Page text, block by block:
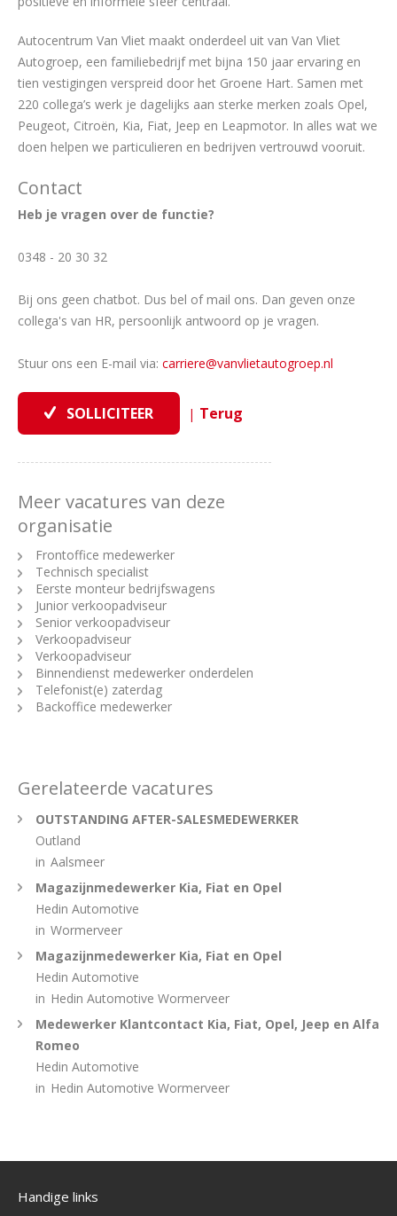
Autocentrum Van Vliet maakt onderdeel uit van Van Vliet
Autogroep, een familiebedrijf met bijna 150 jaar ervaring en
tien vestigingen verspreid door het Groene Hart. Samen met
220 collega’s werk je dagelijks aan sterke merken zoals Opel,
Peugeot, Citroën, Kia, Fiat, Jeep en Leapmotor. In alles wat we
doen helpen we particulieren en bedrijven vertrouwd vooruit.
Contact
Heb je vragen over de functie?
0348 - 20 30 32
Bij ons geen chatbot. Dus bel of mail ons. Dan geven onze
collega's van HR, persoonlijk antwoord op je vragen.
Stuur ons een E-mail via: carriere@vanvlietautogroep.nl
|
Meer vacatures van deze
organisatie
Frontoffice medewerker
Technisch specialist
Eerste monteur bedrijfswagens
Junior verkoopadviseur
Senior verkoopadviseur
Verkoopadviseur
Verkoopadviseur
Binnendienst medewerker onderdelen
Telefonist(e) zaterdag
Backoffice medewerker
Gerelateerde vacatures
OUTSTANDING AFTER-SALESMEDEWERKER
Outland
in Aalsmeer
Magazijnmedewerker Kia, Fiat en Opel
Hedin Automotive
in Wormerveer
Magazijnmedewerker Kia, Fiat en Opel
Hedin Automotive
in Hedin Automotive Wormerveer
Medewerker Klantcontact Kia, Fiat, Opel, Jeep en Alfa
Romeo
Hedin Automotive
in Hedin Automotive Wormerveer
Handige links